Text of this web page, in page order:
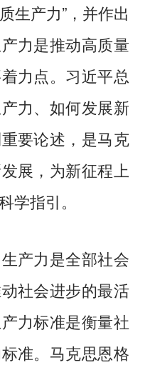
生产力”，并作出
力是推动高质量
力点。习近平总
力、如何发展新
要论述，是马克
展，为新征程上
学指引。
产力是全部社会
社会进步的最活
力标准是衡量社
准。马克思恩格